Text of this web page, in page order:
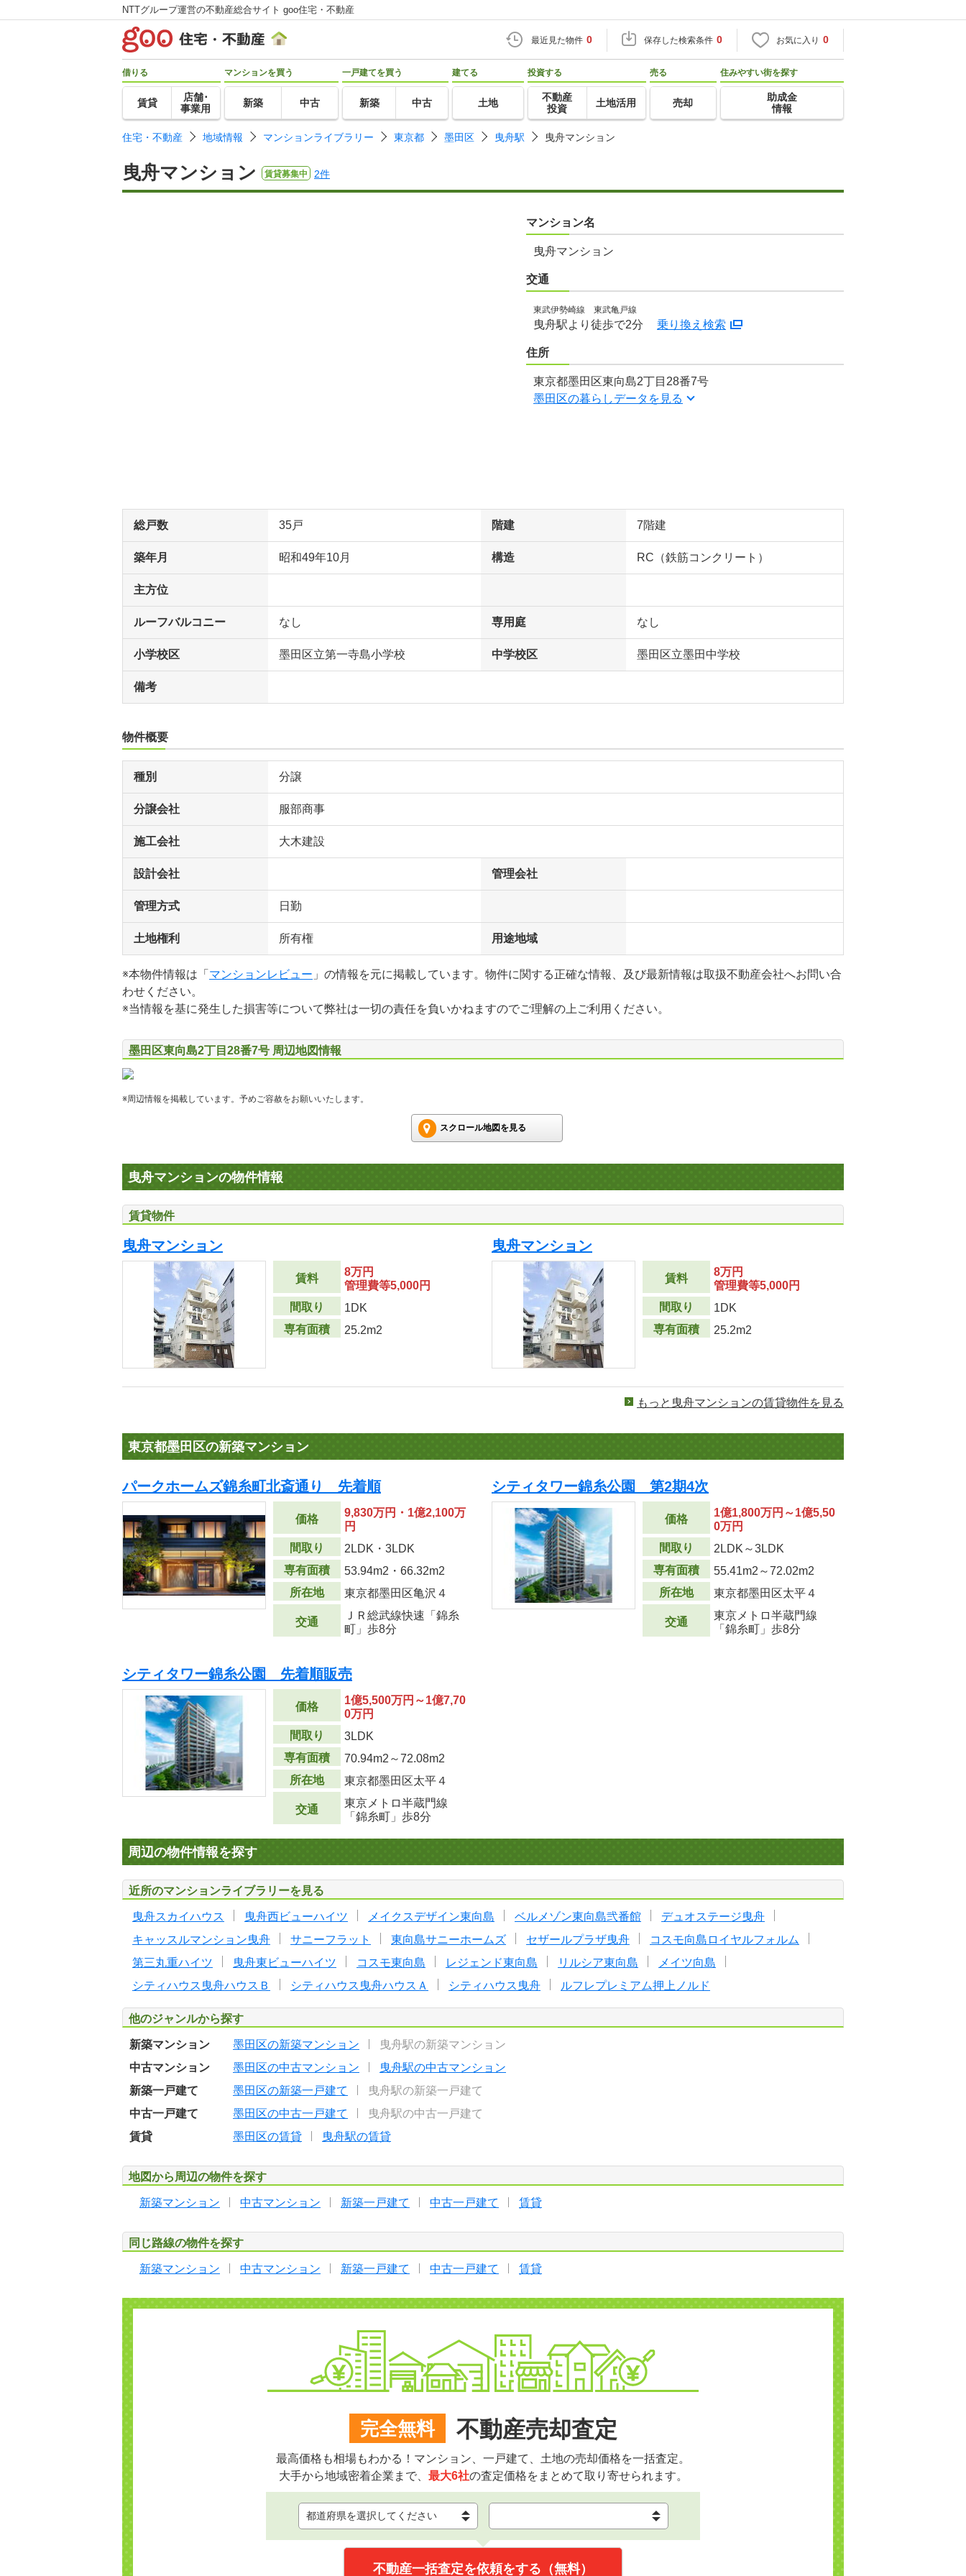
NTTグループ運営の不動産総合サイト goo住宅・不動産
最近見た物件 0 保存した検索条件 0 お気に入り 0
借りる
賃貸
店舗･
事業用
マンションを買う
新築 中古
一戸建てを買う
新築 中古
建てる
土地
投資する
不動産
投資
土地活用
売る
売却
住みやすい街を探す
助成金
情報
住宅・不動産 地域情報 マンションライブラリー 東京都 墨田区 曳舟駅 曳舟マンション
曳舟マンション 賃貸募集中 2件
マンション名
曳舟マンション
交通
東武伊勢崎線 東武亀戸線
曳舟駅より徒歩で2分 乗り換え検索
住所
東京都墨田区東向島2丁目28番7号
墨田区の暮らしデータを見る
総戸数 35戸 階建 7階建
築年月 昭和49年10月 構造 RC（鉄筋コンクリート）
主方位
ルーフバルコニー なし 専用庭 なし
小学校区 墨田区立第一寺島小学校 中学校区 墨田区立墨田中学校
備考
物件概要
種別 分譲
分譲会社 服部商事
施工会社 大木建設
設計会社 管理会社
管理方式 日勤
土地権利 所有権 用途地域
※本物件情報は「 マンションレビュー 」の情報を元に掲載しています。物件に関する正確な情報、及び最新情報は取扱不動産会社へお問い合
わせください。
※当情報を基に発生した損害等について弊社は一切の責任を負いかねますのでご理解の上ご利用ください。
墨田区東向島2丁目28番7号 周辺地図情報
※周辺情報を掲載しています。予めご容赦をお願いいたします。
スクロール地図を見る
曳舟マンションの物件情報
賃貸物件
曳舟マンション
賃料
8万円
管理費等5,000円
間取り
1DK
専有面積
25.2m2
曳舟マンション
賃料
8万円
管理費等5,000円
間取り
1DK
専有面積
25.2m2
もっと曳舟マンションの賃貸物件を見る
東京都墨田区の新築マンション
パークホームズ錦糸町北斎通り 先着順
価格
9,830万円・1億2,100万
円
間取り
2LDK・3LDK
専有面積
53.94m2 ・66.32m2
所在地
東京都墨田区亀沢４
交通
ＪＲ総武線快速「錦糸
町」歩8分
シティタワー錦糸公園 第2期4次
価格
1億1,800万円～1億5,50
0万円
間取り
2LDK～3LDK
専有面積
55.41m2 ～72.02m2
所在地
東京都墨田区太平４
交通
東京メトロ半蔵門線
「錦糸町」歩8分
シティタワー錦糸公園 先着順販売
価格
1億5,500万円～1億7,70
0万円
間取り
3LDK
専有面積
70.94m2 ～72.08m2
所在地
東京都墨田区太平４
交通
東京メトロ半蔵門線
「錦糸町」歩8分
周辺の物件情報を探す
近所のマンションライブラリーを見る
曳舟スカイハウス 曳舟西ビューハイツ メイクスデザイン東向島 ベルメゾン東向島弐番館
デュオステージ曳舟
キャッスルマンション曳舟
サニーフラット 東向島サニーホームズ セザールプラザ曳舟
コスモ向島ロイヤルフォルム
第三丸重ハイツ
曳舟東ビューハイツ コスモ東向島 レジェンド東向島 リルシア東向島
メイツ向島
シティハウス曳舟ハウスＢ
シティハウス曳舟ハウスＡ シティハウス曳舟 ルフレプレミアム押上ノルド
他のジャンルから探す
新築マンション 墨田区の新築マンション
曳舟駅の新築マンション
中古マンション
墨田区の中古マンション
曳舟駅の中古マンション
新築一戸建て
墨田区の新築一戸建て
曳舟駅の新築一戸建て
中古一戸建て
墨田区の中古一戸建て
曳舟駅の中古一戸建て
賃貸
墨田区の賃貸 曳舟駅の賃貸
地図から周辺の物件を探す
新築マンション 中古マンション 新築一戸建て 中古一戸建て 賃貸
同じ路線の物件を探す
新築マンション 中古マンション 新築一戸建て 中古一戸建て 賃貸
完全無料 不動産売却査定
最高価格も相場もわかる！マンション、一戸建て、土地の売却価格を一括査定。
大手から地域密着企業まで、 最大6社の査定価格をまとめて取り寄せられます。
不動産一括査定を依頼をする（無料）